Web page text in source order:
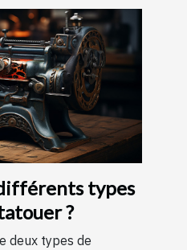
types
?
deux types de